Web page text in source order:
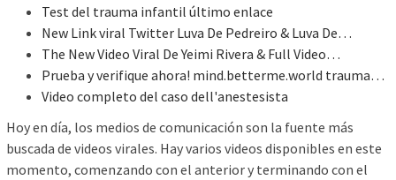
Test del trauma infantil último enlace
New Link viral Twitter Luva De Pedreiro & Luva De…
The New Video Viral De Yeimi Rivera & Full Video…
Prueba y verifique ahora! mind.betterme.world trauma…
Video completo del caso dell'anestesista
Hoy en día, los medios de comunicación son la fuente más
buscada de videos virales. Hay varios videos disponibles en este
momento, comenzando con el anterior y terminando con el